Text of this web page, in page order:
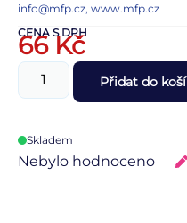
info@mfp.cz, www.mfp.cz
CENA S DPH
66Kč
Přidat do
Skladem
Nebylo hodnoceno